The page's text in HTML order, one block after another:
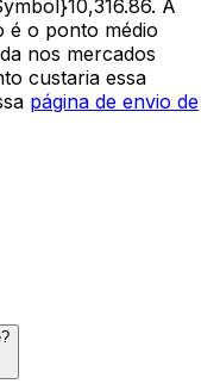
A
é o ponto médio
nos mercados
custaria essa
página de envio de